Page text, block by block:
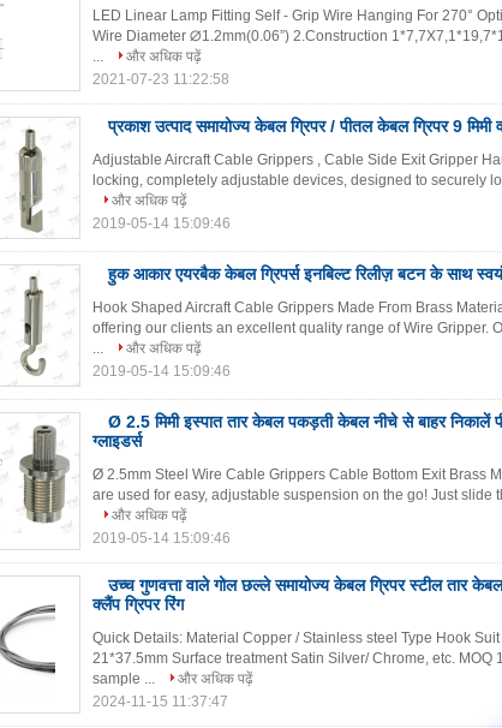
LED Linear Lamp Fitting Self - Grip Wire Hanging For 270°
Wire Diameter ∅1.2mm(0.06”) 2.Construction
...
और अधिक पढ़ें
2021-07-23 11:22:58
प्रकाश उत्पाद समायोज्य केबल ग्रिपर / पीतल केबल ग्रिपर 9 मिमी
Adjustable Aircraft Cable Grippers , Cable Side Exit Gripper
locking, completely adjustable devices, designed to securely
और अधिक पढ़ें
2019-05-14 15:09:46
हुक आकार एयरबैक केबल ग्रिपर्स इनबिल्ट रिलीज़ बटन के साथ
Hook Shaped Aircraft Cable Grippers Made From Brass
offering our clients an excellent quality range of Wire Gripper.
...
और अधिक पढ़ें
2019-05-14 15:09:46
Ø 2.5 मिमी इस्पात तार केबल पकड़ती केबल नीचे से बाहर निकालें
ग्लाइडर्स
Ø 2.5mm Steel Wire Cable Grippers Cable Bottom Exit Brass
are used for easy, adjustable suspension on the go! Just slide
और अधिक पढ़ें
2019-05-14 15:09:46
उच्च गुणवत्ता वाले गोल छल्ले समायोज्य केबल ग्रिपर स्टील तार केबल
क्लैंप ग्रिपर रिंग
Quick Details: Material Copper / Stainless steel Type Hook
21*37.5mm Surface treatment Satin Silver/ Chrome, etc.
sample ...
और अधिक पढ़ें
2024-11-15 11:37:47